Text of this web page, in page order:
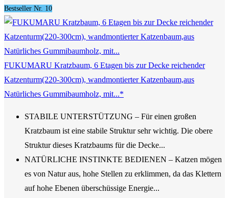
Bestseller Nr. 10
FUKUMARU Kratzbaum, 6 Etagen bis zur Decke reichender
Katzenturm(220-300cm), wandmontierter Katzenbaum,aus
Natürliches Gummibaumholz, mit...*
STABILE UNTERSTÜTZUNG – Für einen großen
Kratzbaum ist eine stabile Struktur sehr wichtig. Die obere
Struktur dieses Kratzbaums für die Decke...
NATÜRLICHE INSTINKTE BEDIENEN – Katzen mögen
es von Natur aus, hohe Stellen zu erklimmen, da das Klettern
auf hohe Ebenen überschüssige Energie...